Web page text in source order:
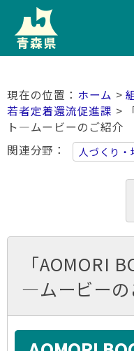
ホーム >
若者定着還流促進課 >
ト―ムービーのご紹介
関連分野
人づくり・
「AOMORI
―ムービーの